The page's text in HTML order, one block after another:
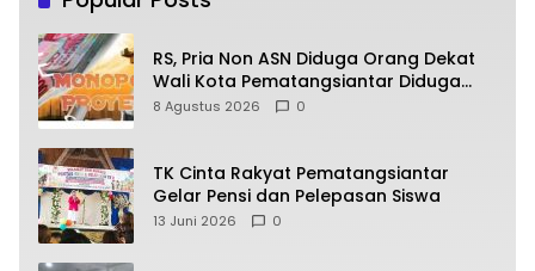
RS, Pria Non ASN Diduga Orang Dekat
Wali Kota Pematangsiantar Diduga
Bagi Bagi Proyek ke Kontraktor
8 Agustus 2026 0
TK Cinta Rakyat Pematangsiantar
Gelar Pensi dan Pelepasan Siswa
13 Juni 2026 0